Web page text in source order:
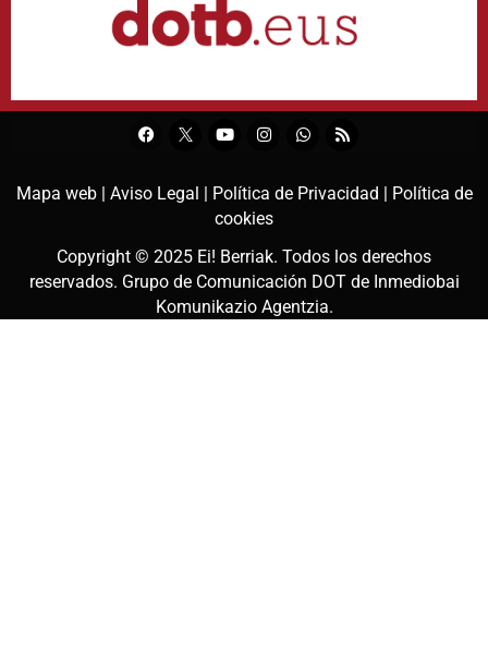
Mapa web | Aviso Legal | Política de Privacidad | Política de
cookies
Copyright © 2025 Ei! Berriak. Todos los derechos
reservados. Grupo de Comunicación DOT de Inmediobai
Komunikazio Agentzia.